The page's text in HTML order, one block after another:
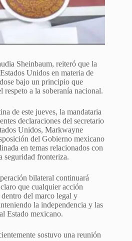
Sheinbaum, reiteró que la
Unidos en materia de
bajo un principio que
a la soberanía nacional.
de este jueves, la mandataria
declaraciones del secretario
Unidos, Markwayne
del Gobierno mexicano
en temas relacionados con
seguridad fronteriza.
bilateral continuará
que cualquier acción
del marco legal y
la independencia y las
Estado mexicano.
sostuvo una reunión